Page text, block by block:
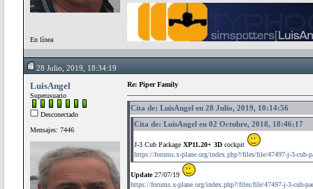
En línea
28 Julio, 2019, 18:34:19
LuisAngel
Superusuario
Desconectado
Mensajes: 7446
Re: Piper Family
Cita de: LuisAngel en 28 Julio, 2019, 10:14:56
Cita de: LuisAngel en 02 Octubre, 2018, 18:46:17
J-3 Cub Package XP11.20+ 3D cockpit
https://forums.x-plane.org/index.php?/files/file/47497-j-3-cub-
Update27/07/19
https://forums.x-plane.org/index.php?/files/file/47497-j-3-cub-